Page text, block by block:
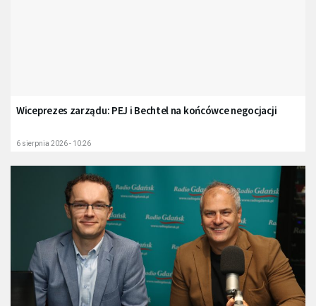
Wiceprezes zarządu: PEJ i Bechtel na końcówce negocjacji
6 sierpnia 2026 - 10:26